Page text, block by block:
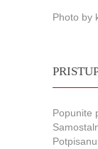
Photo by
Popunite